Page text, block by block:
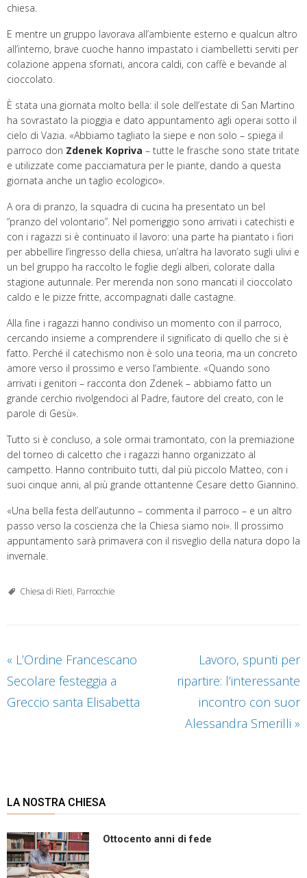
chiesa.
E mentre un gruppo lavorava all’ambiente esterno e qualcun altro
all’interno, brave cuoche hanno impastato i ciambelletti serviti per
colazione appena sfornati, ancora caldi, con caffè e bevande al
cioccolato.
È stata una giornata molto bella: il sole dell’estate di San Martino
ha sovrastato la pioggia e dato appuntamento agli operai sotto il
cielo di Vazia. «Abbiamo tagliato la siepe e non solo – spiega il
parroco don Zdenek Kopriva – tutte le frasche sono state tritate
e utilizzate come pacciamatura per le piante, dando a questa
giornata anche un taglio ecologico».
A ora di pranzo, la squadra di cucina ha presentato un bel
“pranzo del volontario”. Nel pomeriggio sono arrivati i catechisti e
con i ragazzi si è continuato il lavoro: una parte ha piantato i fiori
per abbellire l’ingresso della chiesa, un’altra ha lavorato sugli ulivi e
un bel gruppo ha raccolto le foglie degli alberi, colorate dalla
stagione autunnale. Per merenda non sono mancati il cioccolato
caldo e le pizze fritte, accompagnati dalle castagne.
Alla fine i ragazzi hanno condiviso un momento con il parroco,
cercando insieme a comprendere il significato di quello che si è
fatto. Perché il catechismo non è solo una teoria, ma un concreto
amore verso il prossimo e verso l’ambiente. «Quando sono
arrivati i genitori – racconta don Zdenek – abbiamo fatto un
grande cerchio rivolgendoci al Padre, fautore del creato, con le
parole di Gesù».
Tutto si è concluso, a sole ormai tramontato, con la premiazione
del torneo di calcetto che i ragazzi hanno organizzato al
campetto. Hanno contribuito tutti, dal più piccolo Matteo, con i
suoi cinque anni, al più grande ottantenne Cesare detto Giannino.
«Una bella festa dell’autunno – commenta il parroco – e un altro
passo verso la coscienza che la Chiesa siamo noi». Il prossimo
appuntamento sarà primavera con il risveglio della natura dopo la
invernale.
Chiesa di Rieti, Parrocchie
« L’Ordine Francescano
Secolare festeggia a
Greccio santa Elisabetta
Lavoro, spunti per
ripartire: l’interessante
incontro con suor
Alessandra Smerilli »
LA NOSTRA CHIESA
Ottocento anni di fede